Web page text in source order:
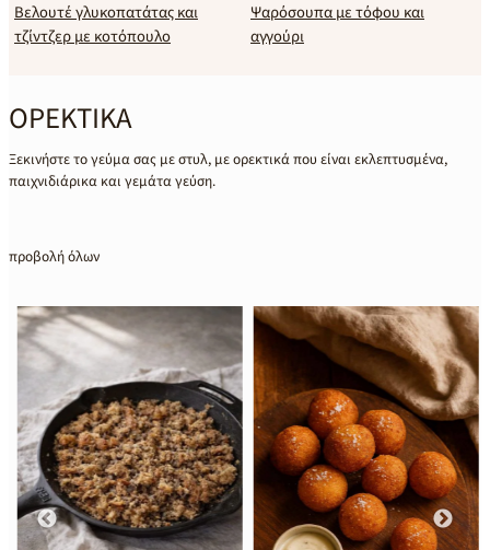
Βελουτέ γλυκοπατάτας και
τζίντζερ με κοτόπουλο
Ψαρόσουπα με τόφου και
αγγούρι
ΟΡΕΚΤΙΚΑ
Ξεκινήστε το γεύμα σας με στυλ, με ορεκτικά που είναι εκλεπτυσμένα,
παιχνιδιάρικα και γεμάτα γεύση.
προβολή όλων